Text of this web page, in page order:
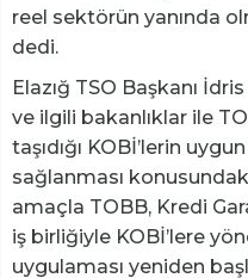
reel sektörün yanında
dedi.
Elazığ TSO Başkanı
ve ilgili bakanlıklar ile
taşıdığı KOBİ’lerin
sağlanması
amaçla TOBB, Kredi
iş birliğiyle KOBİ’lere
uygulaması yeniden